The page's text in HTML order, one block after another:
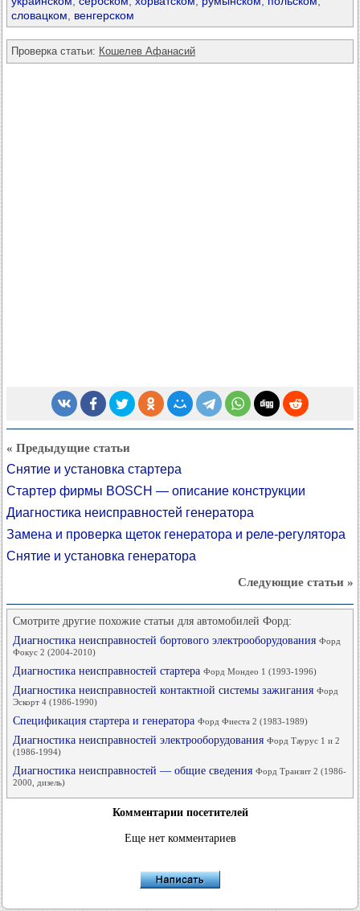
словацком
венгерском
Проверка статьи: Кошелев Афанасий
« Предыдущие статьи
Снятие и установка стартера
Стартер фирмы BOSCH — описание конструкции
Диагностика неисправностей генератора
Замена и проверка щеток генератора и реле-регулятора
Снятие и установка генератора
Следующие статьи »
Смотрите другие похожие статьи для автомобилей Форд:
Диагностика неисправностей бортового электрооборудования Форд
Фокус 2 (2004-2010)
Диагностика неисправностей стартера Форд Мондео 1 (1993-1996)
Диагностика неисправностей контактной системы зажигания Форд
Эскорт 4 (1986-1990)
Спецификация стартера и генератора Форд Фиеста 2 (1983-1989)
Диагностика неисправностей электрооборудования Форд Таурус 1 и 2
(1986-1994)
Диагностика неисправностей — общие сведения Форд Транзит 2 (1986-
2000, дизель)
Комментарии посетителей
Еще нет комментариев